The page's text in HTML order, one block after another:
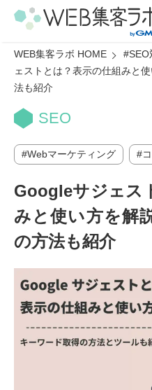
WEB集客ラボ HOME #SEO
ェストとは？表示の仕組みと
法も紹介
SEO
Webマーケティング
Googleサジェス
みと使い方を解
の方法も紹介